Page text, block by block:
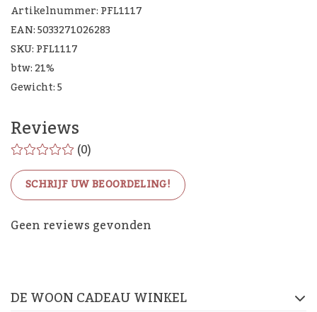
Artikelnummer: PFL1117
EAN: 5033271026283
SKU: PFL1117
btw: 21%
Gewicht: 5
Reviews
(0)
SCHRIJF UW BEOORDELING!
Geen reviews gevonden
De Woon Cadeau Winkel
DE WOON CADEAU WINKEL